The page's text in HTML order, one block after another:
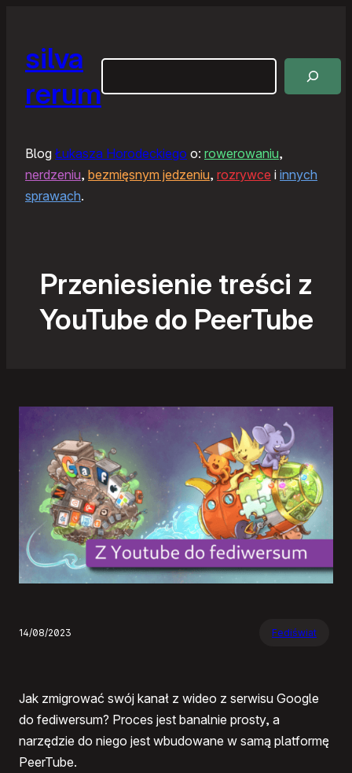
silva
rerum
Blog Łukasza Horodeckiego o: rowerowaniu,
nerdzeniu, bezmięsnym jedzeniu, rozrywce i innych
sprawach.
Przeniesienie treści z
YouTube do PeerTube
14/08/2023 Fediświat
Jak zmigrować swój kanał z wideo z serwisu Google
do fediwersum? Proces jest banalnie prosty, a
narzędzie do niego jest wbudowane w samą platformę
PeerTube.